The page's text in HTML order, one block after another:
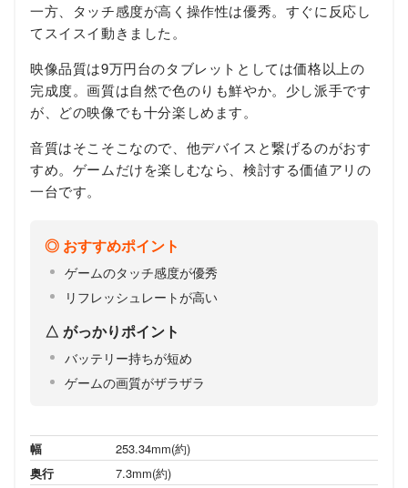
一方、タッチ感度が高く操作性は優秀。すぐに反応し
てスイスイ動きました。
映像品質は9万円台のタブレットとしては価格以上の
完成度。画質は自然で色のりも鮮やか。少し派手です
が、どの映像でも十分楽しめます。
音質はそこそこなので、他デバイスと繋げるのがおす
すめ。ゲームだけを楽しむなら、検討する価値アリの
一台です。
おすすめポイント
ゲームのタッチ感度が優秀
リフレッシュレートが高い
がっかりポイント
バッテリー持ちが短め
ゲームの画質がザラザラ
幅
253.34mm(約)
奥行
7.3mm(約)